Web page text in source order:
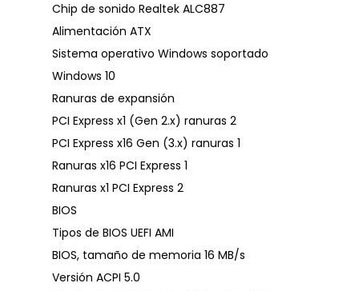
Chip de sonido Realtek ALC887
Alimentación ATX
Sistema operativo Windows soportado
Windows 10
Ranuras de expansión
PCI Express x1 (Gen 2.x) ranuras 2
PCI Express x16 Gen (3.x) ranuras 1
Ranuras x16 PCI Express 1
Ranuras x1 PCI Express 2
BIOS
Tipos de BIOS UEFI AMI
BIOS, tamaño de memoria 16 MB/s
Versión ACPI 5.0